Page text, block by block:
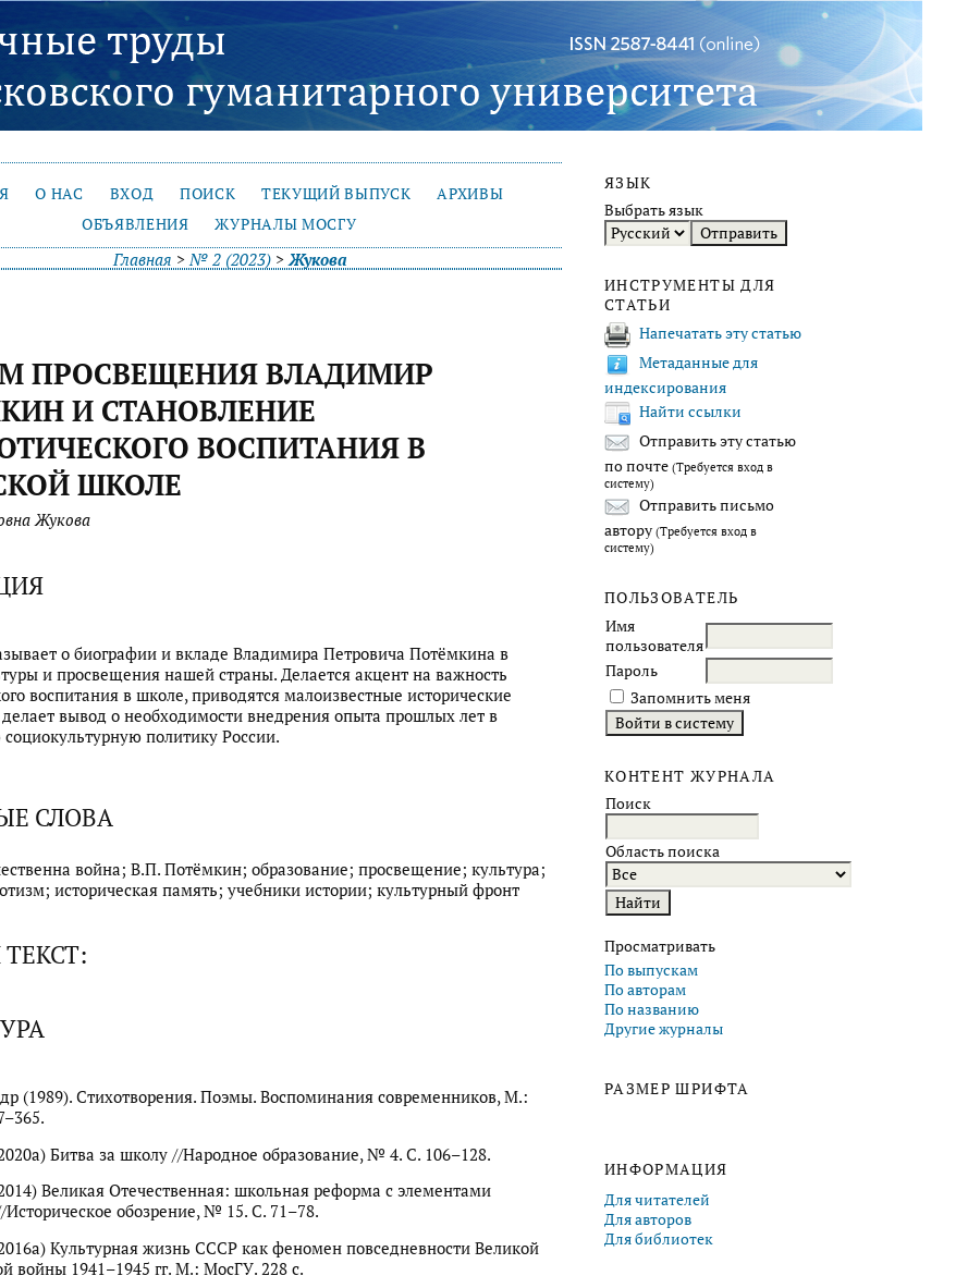
ЯЗЫК
Выбрать язык
ИНСТРУМЕНТЫ ДЛЯ
СТАТЬИ
Напечатать эту статью
Метаданные для
индексирования
Найти ссылки
Отправить эту статью
по почте (Требуется вход в
систему)
Отправить письмо
автору (Требуется вход в
систему)
ПОЛЬЗОВАТЕЛЬ
Имя
пользователя
Пароль
Запомнить меня
КОНТЕНТ ЖУРНАЛА
Поиск
Область поиска
Просматривать
По выпускам
По авторам
По названию
Другие журналы
РАЗМЕР ШРИФТА
ИНФОРМАЦИЯ
Для читателей
Для авторов
Для библиотек
О НАС ВХОД ПОИСК ТЕКУЩИЙ ВЫПУСК
АРХИВЫ
ОБЪЯВЛЕНИЯ
ЖУРНАЛЫ МОСГУ
Главная >№ 2 (2023)>Жукова
ПРОСВЕЩЕНИЯ ВЛАДИМИР
И СТАНОВЛЕНИЕ
ВОСПИТАНИЯ В
ШКОЛЕ
Жукова
о биографии и вкладе Владимира Петровича Потёмкина в
и просвещения нашей страны. Делается акцент на важность
воспитания в школе, приводятся малоизвестные исторические
вывод о необходимости внедрения опыта прошлых лет в
политику России.
СЛОВА
война; В.П. Потёмкин; образование; просвещение; культура;
историческая память; учебники истории; культурный фронт
(1989). Стихотворения. Поэмы. Воспоминания современников, М.:
Битва за школу //Народное образование, № 4. С. 106–128.
Великая Отечественная: школьная реформа с элементами
Историческое обозрение, № 15. С. 71–78.
Культурная жизнь СССР как феномен повседневности Великой
войны 1941–1945 гг. М.: МосГУ. 228 с.